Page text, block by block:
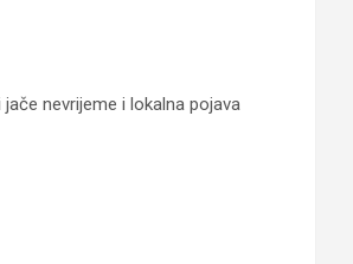
nevrijeme i lokalna pojava